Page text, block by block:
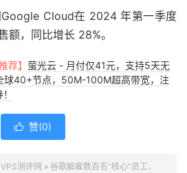
Cloud在 2024 年第一季度
额，同比增长 28%。
荐】 萤光云 - 月付仅41元，支持5天无
球40+节点，50M-100M超高带宽，注
 赞(0)
测评网 » 谷歌解雇数百名“核心”员工，